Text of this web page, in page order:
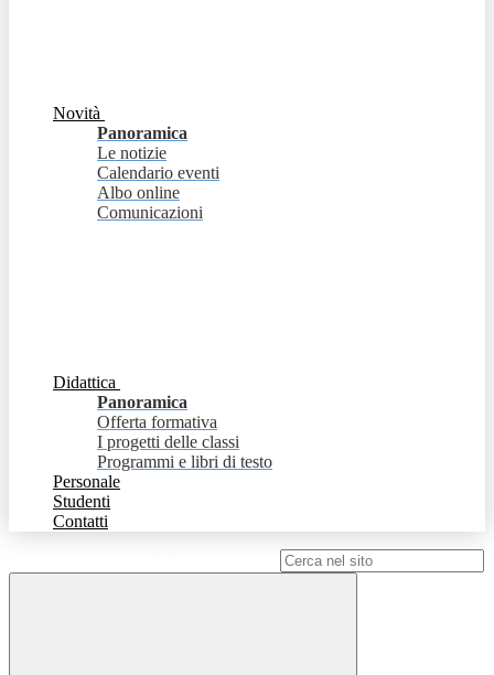
Novità
Panoramica
Le notizie
Calendario eventi
Albo online
Comunicazioni
Didattica
Panoramica
Offerta formativa
I progetti delle classi
Programmi e libri di testo
Personale
Studenti
Contatti